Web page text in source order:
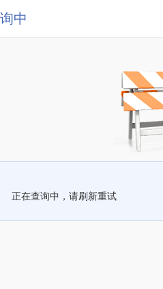
中
正在查询中，请刷新重试